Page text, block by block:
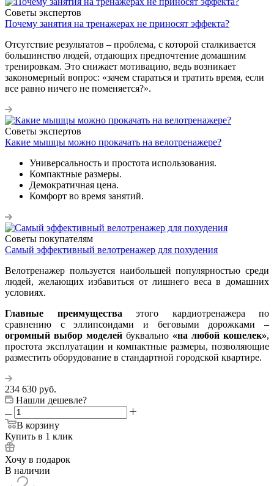
Советы экспертов
Почему занятия на тренажерах не приносят эффекта?
Отсутствие результатов – проблема, с которой сталкивается
большинство людей, отдающих предпочтение домашним
тренировкам. Это снижает мотивацию, ведь возникает
закономерный вопрос: «зачем стараться и тратить время, если
все равно ничего не поменяется?».
Советы экспертов
Какие мышцы можно прокачать на велотренажере?
Универсальность и простота использования.
Компактные размеры.
Демократичная цена.
Комфорт во время занятий.
Советы покупателям
Самый эффективный велотренажер для похудения
Велотренажер пользуется наибольшей популярностью среди
людей, желающих избавиться от лишнего веса в домашних
условиях.
Главные преимущества этого кардиотренажера по
сравнению с эллипсоидами и беговыми дорожками –
огромный выбор моделей буквально «на любой кошелек»,
простота эксплуатации и компактные размеры, позволяющие
разместить оборудование в стандартной городской квартире.
234 630 руб.
Нашли дешевле?
В корзину
Купить в 1 клик
Хочу в подарок
В наличии